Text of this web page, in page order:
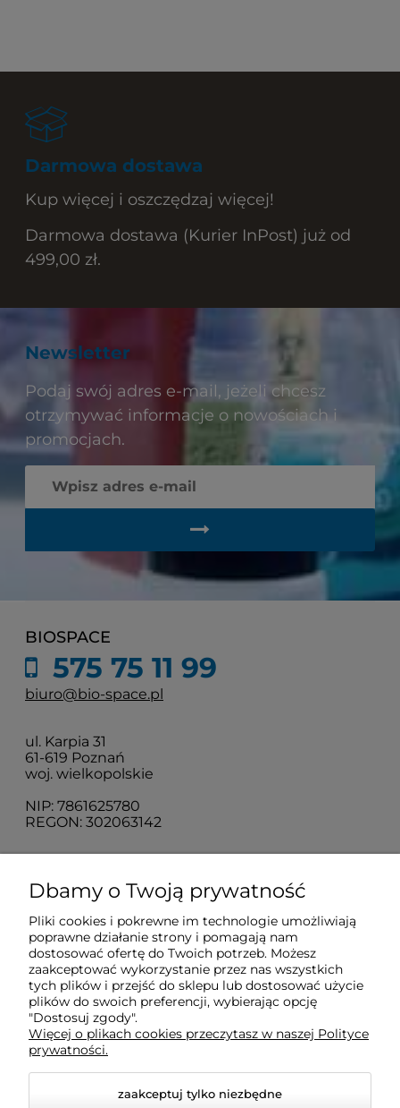
Darmowa dostawa
Kup więcej i oszczędzaj więcej!
Darmowa dostawa (Kurier InPost) już od
499,00 zł.
Newsletter
Podaj swój adres e-mail, jeżeli chcesz
otrzymywać informacje o nowościach i
promocjach.
BIOSPACE
575 75 11 99
biuro@bio-space.pl
ul. Karpia 31
61-619 Poznań
woj. wielkopolskie
NIP: 7861625780
REGON: 302063142
O nas
Obsługa klienta
Pomoc
Moje konto
Dbamy o Twoją prywatność
Pliki cookies i pokrewne im technologie umożliwiają
poprawne działanie strony i pomagają nam
dostosować ofertę do Twoich potrzeb. Możesz
zaakceptować wykorzystanie przez nas wszystkich
tych plików i przejść do sklepu lub dostosować użycie
plików do swoich preferencji, wybierając opcję
"Dostosuj zgody".
Więcej o plikach cookies przeczytasz w naszej Polityce
prywatności.
zaakceptuj tylko niezbędne